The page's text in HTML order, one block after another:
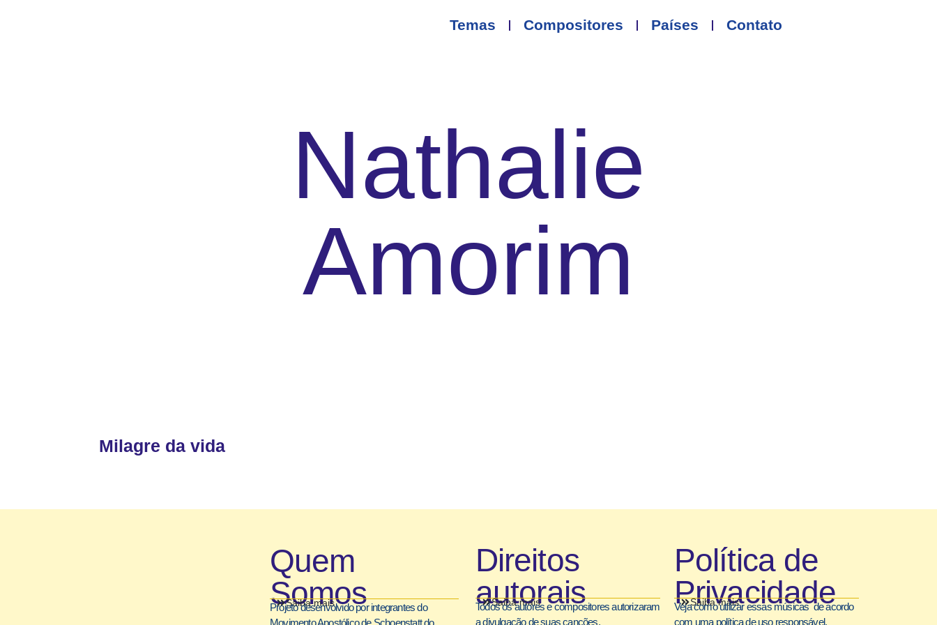
Temas Compositores Países Contato
Nathalie
Amorim
Milagre da vida
Quem
Somos
Saiba mais
Projeto desenvolvido por integrantes do
Movimento Apostólico de Schoenstatt do
Direitos
autorais
Saiba mais
Todos os autores e compositores autorizaram
a divulgação de suas canções.
Política de
Privacidade
Saiba mais
Veja como utilizar essas músicas de acordo
com uma política de uso responsável.